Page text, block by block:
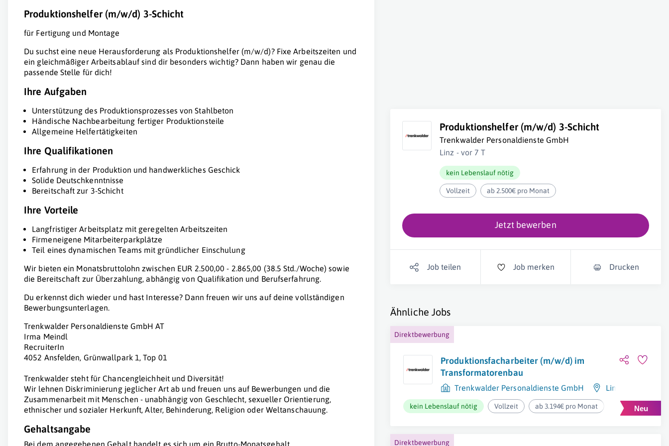
Produktionshelfer (m/w/d) 3-Schicht
für Fertigung und Montage
Du suchst eine neue Herausforderung als Produktionshelfer (m/w/d)? Fixe Arbeitszeiten und
ein gleichmäßiger Arbeitsablauf sind dir besonders wichtig? Dann haben wir genau die
passende Stelle für dich!
Ihre Aufgaben
Unterstützung des Produktionsprozesses von Stahlbeton
Händische Nachbearbeitung fertiger Produktionsteile
Allgemeine Helfertätigkeiten
Ihre Qualifikationen
Erfahrung in der Produktion und handwerkliches Geschick
Solide Deutschkenntnisse
Bereitschaft zur 3-Schicht
Ihre Vorteile
Langfristiger Arbeitsplatz mit geregelten Arbeitszeiten
Firmeneigene Mitarbeiterparkplätze
Teil eines dynamischen Teams mit gründlicher Einschulung
Wir bieten ein Monatsbruttolohn zwischen EUR 2.500,00 - 2.865,00 (38.5 Std./Woche) sowie
die Bereitschaft zur Überzahlung, abhängig von Qualifikation und Berufserfahrung.
Du erkennst dich wieder und hast Interesse? Dann freuen wir uns auf deine vollständigen
Bewerbungsunterlagen.
Trenkwalder Personaldienste GmbH AT
Irma Meindl
RecruiterIn
4052 Ansfelden, Grünwallpark 1, Top 01
Trenkwalder steht für Chancengleichheit und Diversität!
Wir lehnen Diskriminierung jeglicher Art ab und freuen uns auf Bewerbungen und die
Zusammenarbeit mit Menschen - unabhängig von Geschlecht, sexueller Orientierung,
ethnischer und sozialer Herkunft, Alter, Behinderung, Religion oder Weltanschauung.
Gehaltsangabe
Bei dem angegebenen Gehalt handelt es sich um ein Brutto-Monatsgehalt.
Produktionshelfer (m/w/d) 3-Schicht
Trenkwalder Personaldienste GmbH
Linz - vor 7 T
kein Lebenslauf nötig
Vollzeit ab 2.500€ pro Monat
Jetzt bewerben
Job teilen Job merken Drucken
Ähnliche Jobs
Direktbewerbung
Produktionsfacharbeiter (m/w/d) im
Transformatorenbau
Trenkwalder Personaldienste GmbH Linz
kein Lebenslauf nötig Vollzeit ab 3.194€ pro Monat
Direktbewerbung